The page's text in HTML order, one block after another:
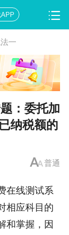
一
：委托加
纳税额的
普通
在线测试系
相应科目的
和掌握，因